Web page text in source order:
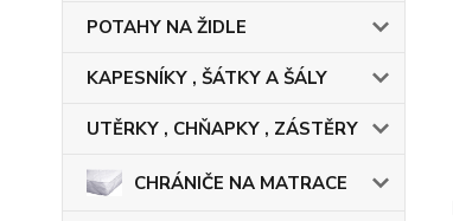
POTAHY NA ŽIDLE
KAPESNÍKY , ŠÁTKY A ŠÁLY
UTĚRKY , CHŇAPKY , ZÁSTĚRY
CHRÁNIČE NA MATRACE